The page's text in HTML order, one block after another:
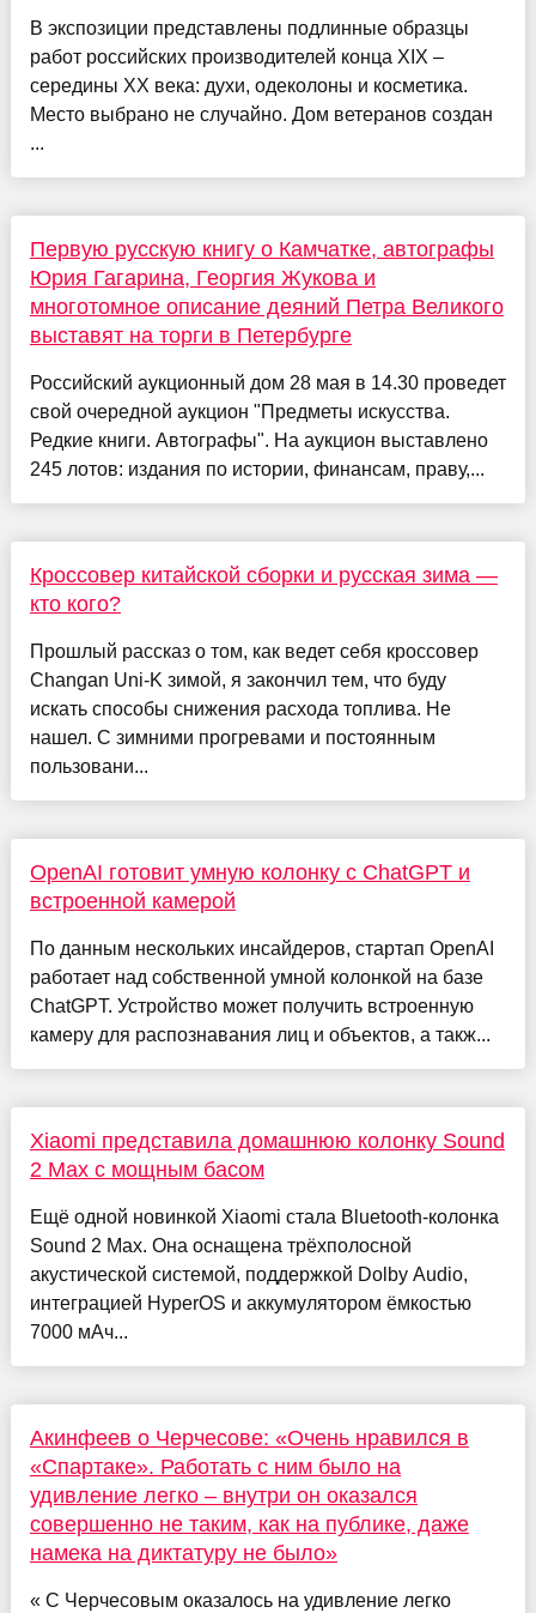
В экспозиции представлены подлинные образцы
работ российских производителей конца XIX –
середины XX века: духи, одеколоны и косметика.
Место выбрано не случайно. Дом ветеранов создан
...
Первую русскую книгу о Камчатке, автографы
Юрия Гагарина, Георгия Жукова и
многотомное описание деяний Петра Великого
выставят на торги в Петербурге
Российский аукционный дом 28 мая в 14.30 проведет
свой очередной аукцион "Предметы искусства.
Редкие книги. Автографы". На аукцион выставлено
245 лотов: издания по истории, финансам, праву,...
Кроссовер китайской сборки и русская зима —
кто кого?
Прошлый рассказ о том, как ведет себя кроссовер
Changan Uni-K зимой, я закончил тем, что буду
искать способы снижения расхода топлива. Не
нашел. С зимними прогревами и постоянным
пользовани...
OpenAI готовит умную колонку с ChatGPT и
встроенной камерой
По данным нескольких инсайдеров, стартап OpenAI
работает над собственной умной колонкой на базе
ChatGPT. Устройство может получить встроенную
камеру для распознавания лиц и объектов, а такж...
Xiaomi представила домашнюю колонку Sound
2 Max с мощным басом
Ещё одной новинкой Xiaomi стала Bluetooth-колонка
Sound 2 Max. Она оснащена трёхполосной
акустической системой, поддержкой Dolby Audio,
интеграцией HyperOS и аккумулятором ёмкостью
7000 мАч...
Акинфеев о Черчесове: «Очень нравился в
«Спартаке». Работать с ним было на
удивление легко – внутри он оказался
совершенно не таким, как на публике, даже
намека на диктатуру не было»
« С Черчесовым оказалось на удивление легко